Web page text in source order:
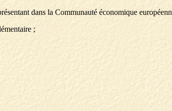
dans la Communauté économique
;